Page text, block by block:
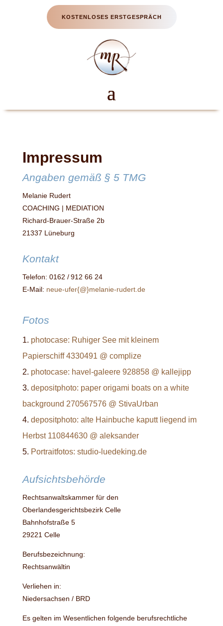
KOSTENLOSES ERSTGESPRÄCH
Impressum
Angaben gemäß § 5 TMG
Melanie Rudert
COACHING | MEDIATION
Richard-Brauer-Straße 2b
21337 Lüneburg
Kontakt
Telefon: 0162 / 912 66 24
E-Mail: neue-ufer{@}melanie-rudert.de
Fotos
photocase: Ruhiger See mit kleinem
Papierschiff 4330491 @ complize
photocase: havel-galeere 928858 @ kallejipp
depositphoto: paper origami boats on a white
background 270567576 @ StivaUrban
depositphoto: alte Hainbuche kaputt liegend im
Herbst 110844630 @ aleksander
Portraitfotos: studio-luedeking.de
Aufsichtsbehörde
Rechtsanwaltskammer für den
Oberlandesgerichtsbezirk Celle
Bahnhofstraße 5
29221 Celle
Berufsbezeichnung:
Rechtsanwältin
Verliehen in:
Niedersachsen / BRD
Es gelten im Wesentlichen folgende berufsrechtliche